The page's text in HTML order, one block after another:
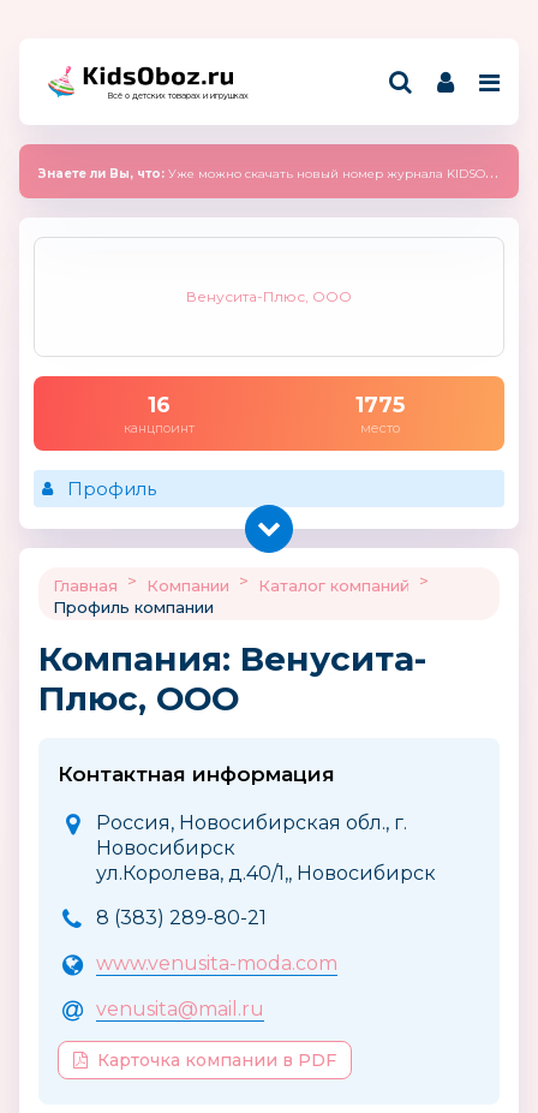
Всё о детских товарах и игрушках
Знаете ли Вы, что: Уже можно скачать новый номер журнала KIDSOBOZ 2025 (сентябрь)
Венусита-Плюс, ООО
16
канцпоинт
1775
место
Профиль
Главная > Компании > Каталог компаний
>
Профиль компании
Компания: Венусита-
Плюс, ООО
Контактная информация
Россия, Новосибирская обл., г.
Новосибирск
ул.Королева, д.40/1,, Новосибирск
8 (383) 289-80-21
www.venusita-moda.com
venusita@mail.ru
Карточка компании в PDF